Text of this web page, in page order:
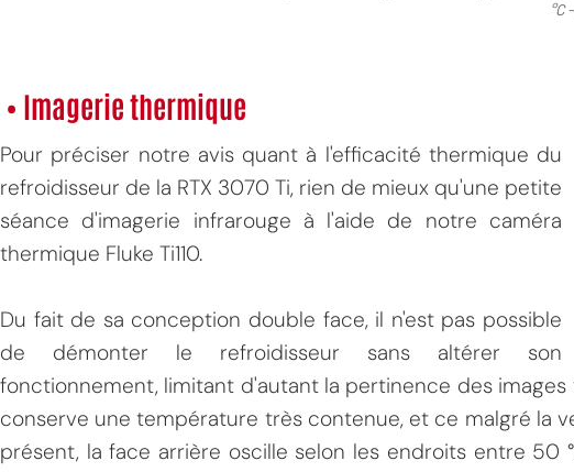
• Imagerie thermique
Pour préciser notre avis quant à l'efficacité thermique du
refroidisseur de la RTX 3070 Ti, rien de mieux qu'une petite
séance d'imagerie infrarouge à l'aide de notre caméra
thermique Fluke Ti110.
Du fait de sa conception double face, il n'est pas possible
de démonter le refroidisseur sans altérer son
fonctionnement, limitant d'autant la pertinence des images
conserve une température très contenue, et ce malgré la
présent, la face arrière oscille selon les endroits entre 50